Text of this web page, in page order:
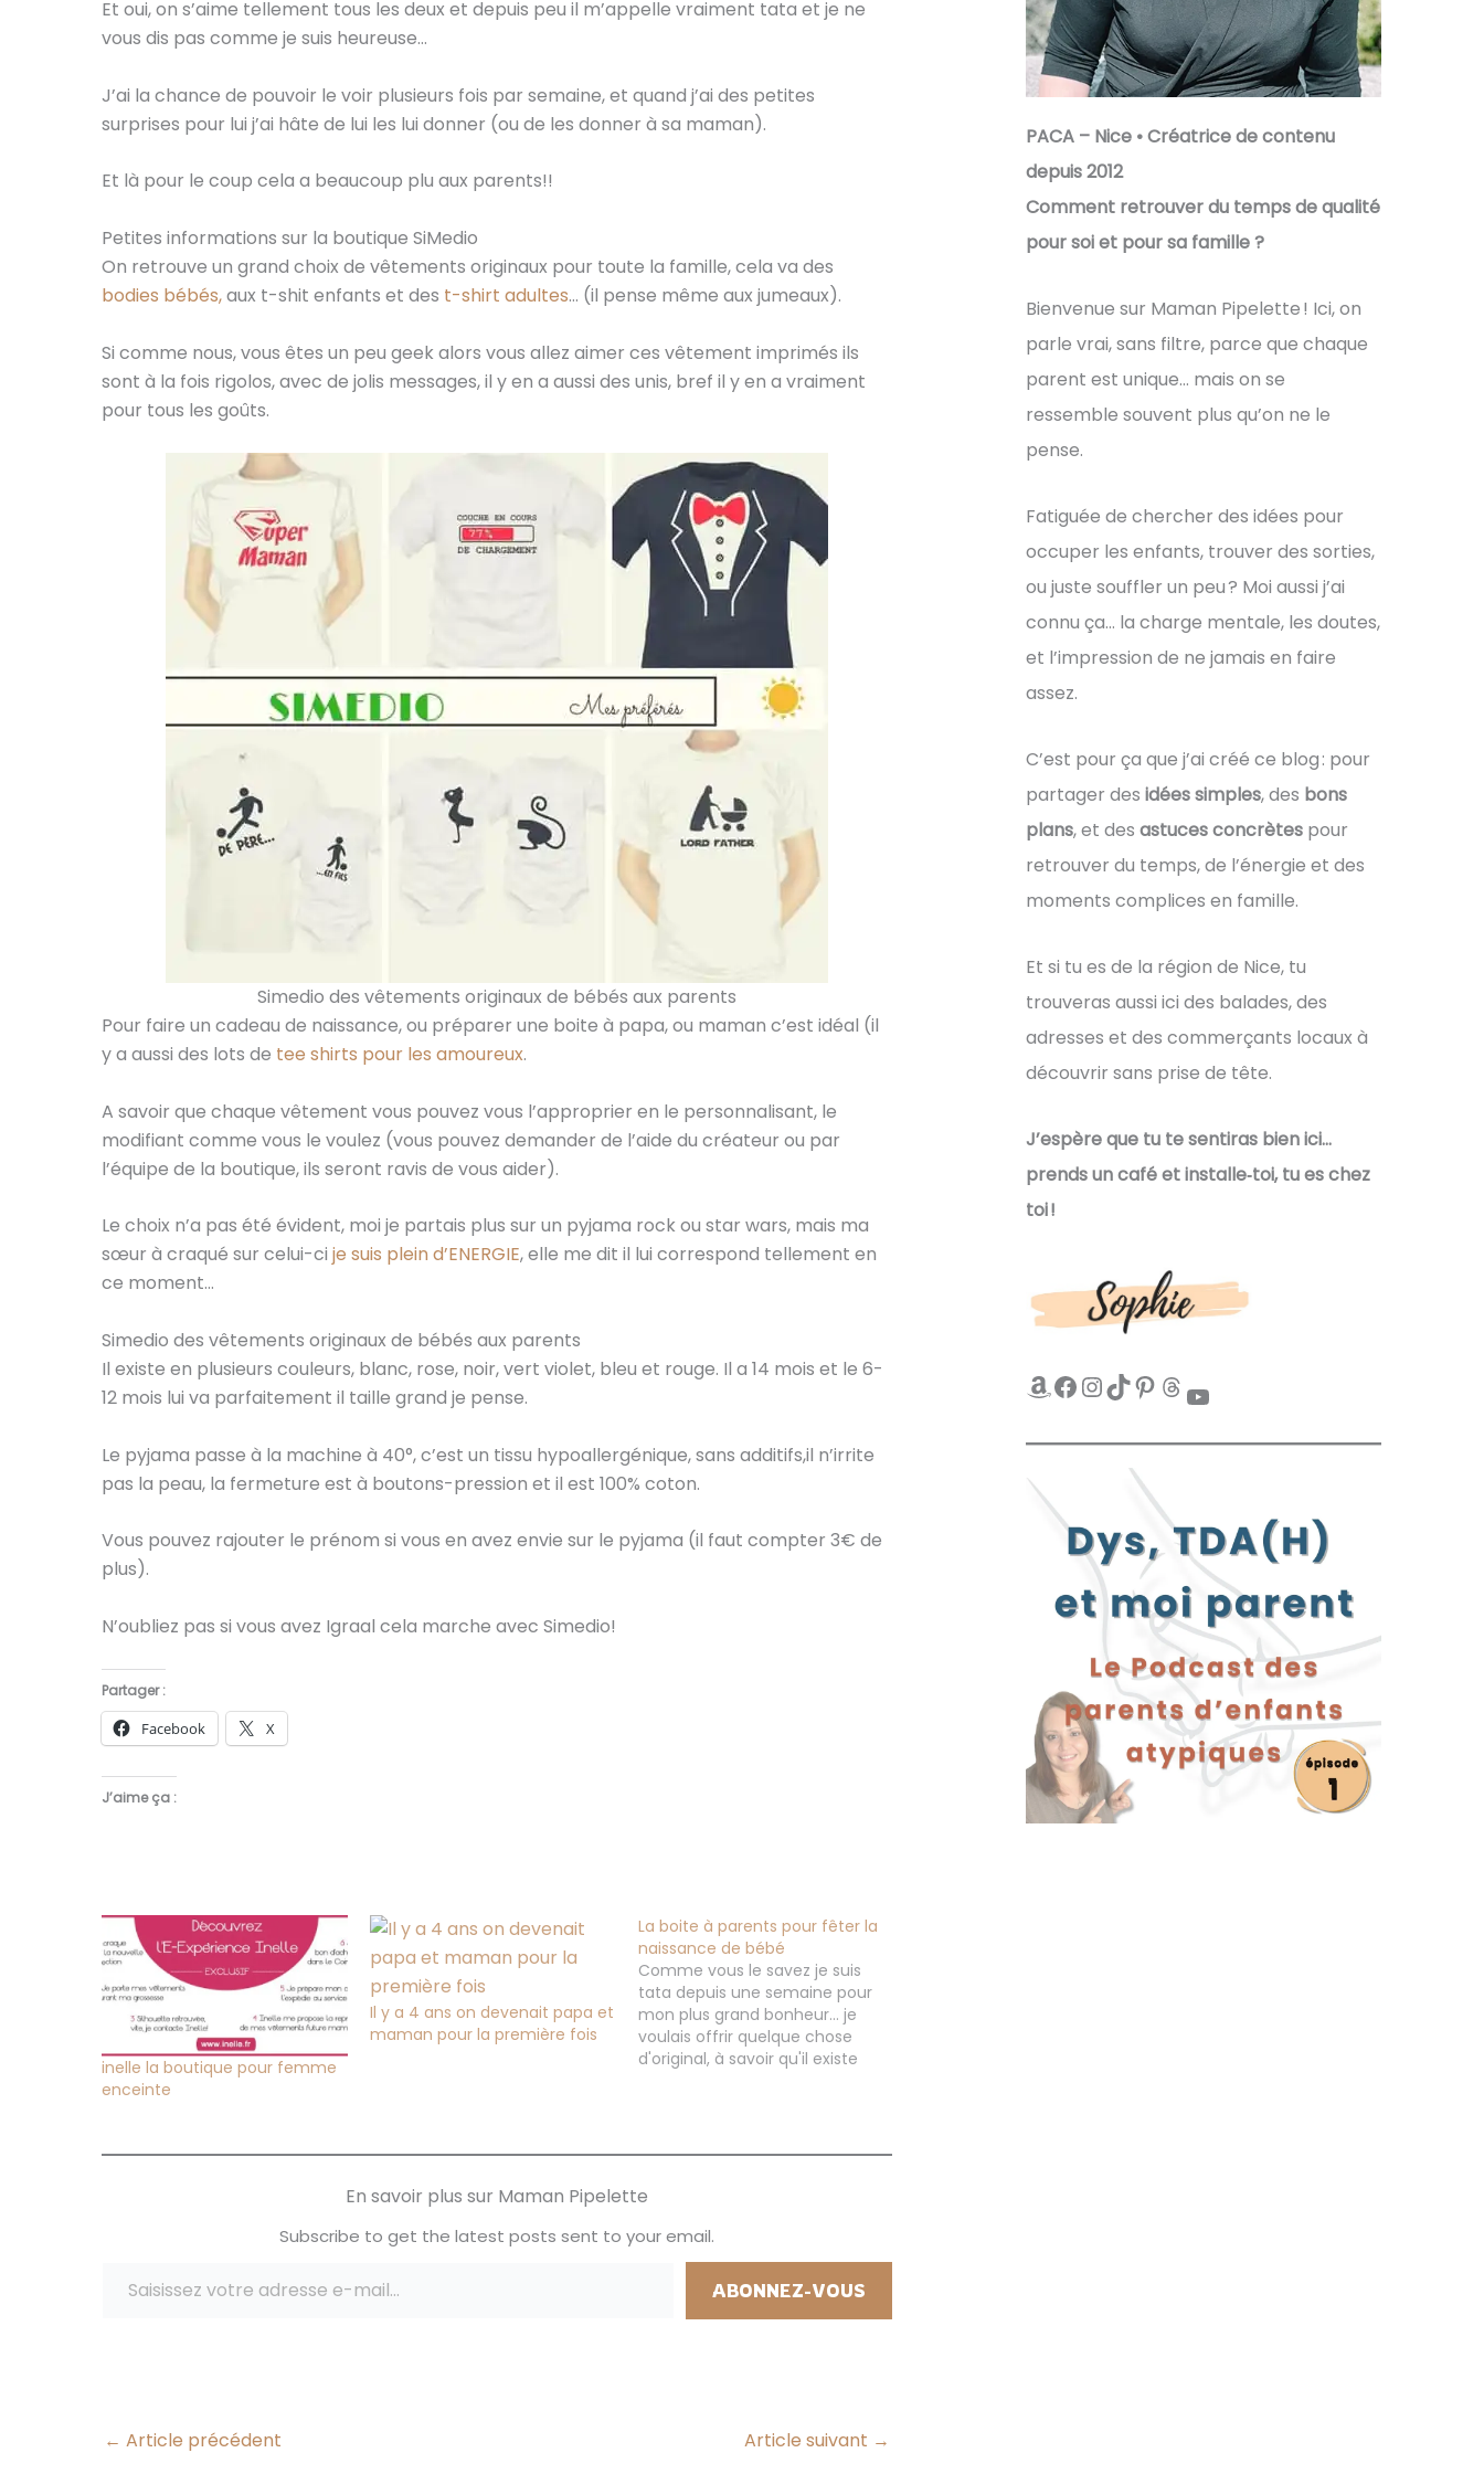
Et oui, on s’aime tellement tous les deux et depuis peu il m’appelle vraiment tata et je ne
vous dis pas comme je suis heureuse…
J’ai la chance de pouvoir le voir plusieurs fois par semaine, et quand j’ai des petites
surprises pour lui j’ai hâte de lui les lui donner (ou de les donner à sa maman).
Et là pour le coup cela a beaucoup plu aux parents!!
Petites informations sur la boutique SiMedio
On retrouve un grand choix de vêtements originaux pour toute la famille, cela va des
bodies bébés,aux t-shit enfants et des t-shirt adultes… (il pense même aux jumeaux).
Si comme nous, vous êtes un peu geek alors vous allez aimer ces vêtement imprimés ils
sont à la fois rigolos, avec de jolis messages, il y en a aussi des unis, bref il y en a vraiment
pour tous les goûts.
Simedio des vêtements originaux de bébés aux parents
Pour faire un cadeau de naissance, ou préparer une boite à papa, ou maman c’est idéal (il
y a aussi des lots de tee shirts pour les amoureux.
A savoir que chaque vêtement vous pouvez vous l’approprier en le personnalisant, le
modifiant comme vous le voulez (vous pouvez demander de l’aide du créateur ou par
l’équipe de la boutique, ils seront ravis de vous aider).
Le choix n’a pas été évident, moi je partais plus sur un pyjama rock ou star wars, mais ma
sœur à craqué sur celui-ci je suis plein d’ENERGIE, elle me dit il lui correspond tellement en
ce moment…
Simedio des vêtements originaux de bébés aux parents
Il existe en plusieurs couleurs, blanc, rose, noir, vert violet, bleu et rouge. Il a 14 mois et le 6-
12 mois lui va parfaitement il taille grand je pense.
Le pyjama passe à la machine à 40°, c’est un tissu hypoallergénique, sans additifs,il n’irrite
pas la peau, la fermeture est à boutons-pression et il est 100% coton.
Vous pouvez rajouter le prénom si vous en avez envie sur le pyjama (il faut compter 3€ de
plus).
N’oubliez pas si vous avez Igraal cela marche avec Simedio!
Partager :
Facebook X
J’aime ça :
inelle la boutique pour femme
enceinte
Il y a 4 ans on devenait papa et
maman pour la première fois
La boite à parents pour fêter la
naissance de bébé
Comme vous le savez je suis
tata depuis une semaine pour
mon plus grand bonheur... je
voulais offrir quelque chose
d'original, à savoir qu'il existe
En savoir plus sur Maman Pipelette
Subscribe to get the latest posts sent to your email.
ABONNEZ-VOUS
← Article précédent Article suivant →
PACA – Nice • Créatrice de contenu
depuis 2012
Comment retrouver du temps de qualité
pour soi et pour sa famille ?
Bienvenue sur Maman Pipelette ! Ici, on
parle vrai, sans filtre, parce que chaque
parent est unique… mais on se
ressemble souvent plus qu’on ne le
pense.
Fatiguée de chercher des idées pour
occuper les enfants, trouver des sorties,
ou juste souffler un peu ? Moi aussi j’ai
connu ça… la charge mentale, les doutes,
et l’impression de ne jamais en faire
assez.
C’est pour ça que j’ai créé ce blog : pour
partager desidées simples, des bons
plans, et desastuces concrètes pour
retrouver du temps, de l’énergie et des
moments complices en famille.
Et si tu es de la région de Nice, tu
trouveras aussi ici des balades, des
adresses et des commerçants locaux à
découvrir sans prise de tête.
J’espère que tu te sentiras bien ici…
prends un café et installe‑toi, tu es chez
toi !
Amazon Facebook InstagramTikTok Pinterest Threads YouTube